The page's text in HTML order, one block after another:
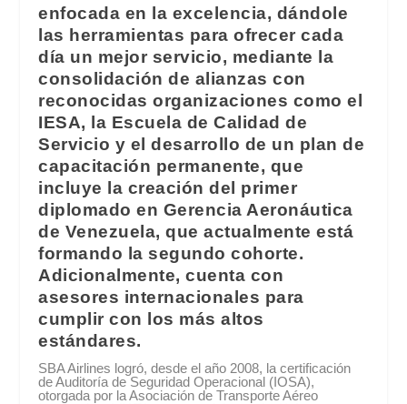
enfocada en la excelencia, dándole
las herramientas para ofrecer cada
día un mejor servicio, mediante la
consolidación de alianzas con
reconocidas organizaciones como el
IESA, la Escuela de Calidad de
Servicio y el desarrollo de un plan de
capacitación permanente, que
incluye la creación del primer
diplomado en Gerencia Aeronáutica
de Venezuela, que actualmente está
formando la segundo cohorte.
Adicionalmente, cuenta con
asesores internacionales para
cumplir con los más altos
estándares.
SBA Airlines logró, desde el año 2008, la certificación
de Auditoría de Seguridad Operacional (IOSA),
otorgada por la Asociación de Transporte Aéreo